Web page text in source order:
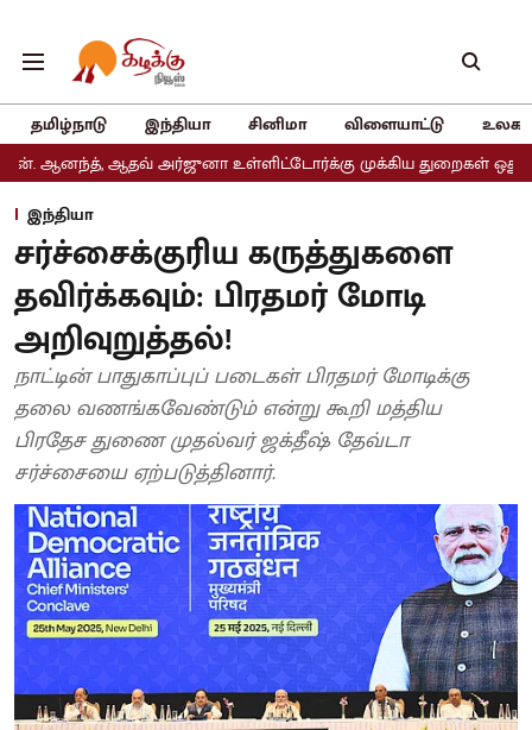
தமிழ்நாடு இந்தியா சினிமா விளையாட்டு
அர்ஜுனா உள்ளிட்டோர்க்கு முக்கிய துறைகள் ஒதுக்கீடு
இந்தியா
சர்ச்சைக்குரிய கருத்துகளை
தவிர்க்கவும்: பிரதமர் மோடி
அறிவுறுத்தல்!
நாட்டின் பாதுகாப்புப் படைகள் பிரதமர் மோடிக்கு
தலை வணங்கவேண்டும் என்று கூறி மத்திய
பிரதேச துணை முதல்வர் ஜக்தீஷ் தேவ்டா
சர்ச்சையை ஏற்படுத்தினார்.